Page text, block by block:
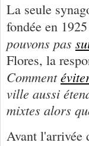
La seule
fondée en
pouvons pas
Flores, la
Comment
ville aussi
mixtes alors
Avant l'arrivée